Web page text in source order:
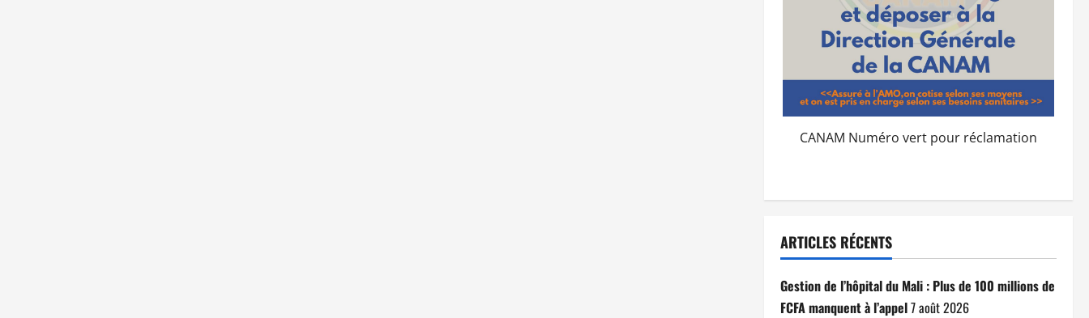
CANAM Numéro vert pour réclamation
ARTICLES RÉCENTS
Gestion de l’hôpital du Mali : Plus de 100 millions de
FCFA manquent à l’appel7 août 2026